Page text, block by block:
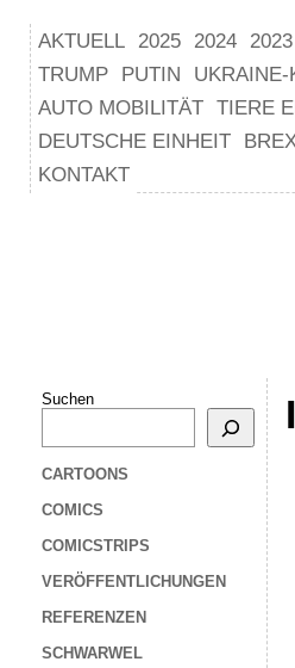
AKTUELL 2025 2024 2023
TRUMP
PUTIN UKRAINE-
AUTO MOBILITÄT TIERE
DEUTSCHE EINHEIT
KONTAKT
Suchen
CARTOONS
COMICS
COMICSTRIPS
VERÖFFENTLICHUNGEN
REFERENZEN
SCHWARWEL